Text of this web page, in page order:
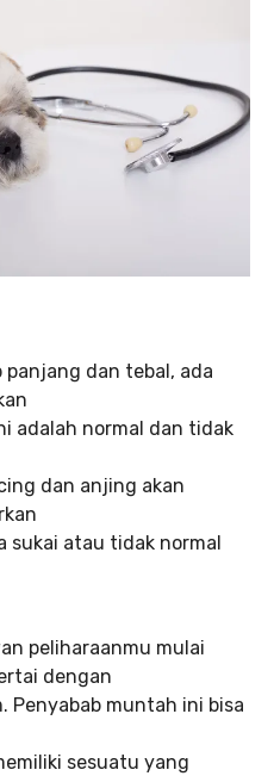
dan tebal, ada
adalah normal dan tidak
dan anjing akan
sukai atau tidak normal
peliharaanmu mulai
dengan
Penyabab muntah ini bisa
sesuatu yang